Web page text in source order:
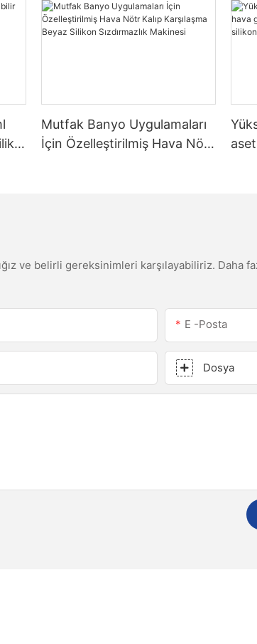
Mutfak Banyo Uygulamaları
İçin Özelleştirilmiş Hava Nötr
ve belirli gereksinimleri karşılayabiliriz.
E -posta
Dosya